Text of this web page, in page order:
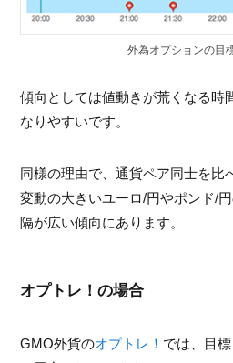
外為オプションの目
傾向としては値動きが荒くなる時
なりやすいです。
同様の理由で、通貨ペア同士を比
変動の大きいユーロ/円やポンド/
隔が広い傾向にあります。
オプトレ！の場合
GMO外貨のオプトレ！ では、目